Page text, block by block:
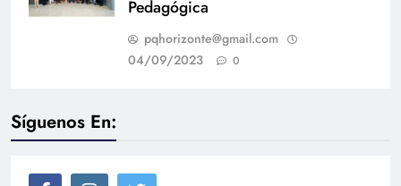
Pedagógica
pqhorizonte@gmail.com
04/09/2023
0
Síguenos En: